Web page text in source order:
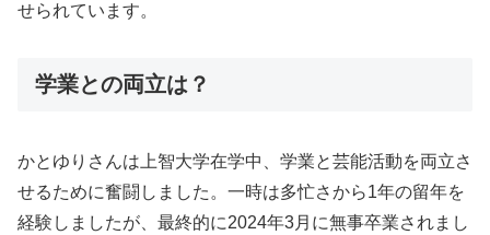
せられています。
学業との両立は？
かとゆりさんは上智大学在学中、学業と芸能活動を両立さ
せるために奮闘しました。一時は多忙さから1年の留年を
経験しましたが、最終的に2024年3月に無事卒業されまし